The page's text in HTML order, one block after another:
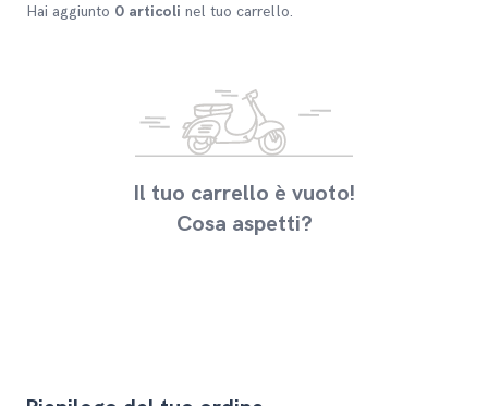
Hai aggiunto 0 articoli nel tuo carrello.
Il tuo carrello è vuoto!
Cosa aspetti?